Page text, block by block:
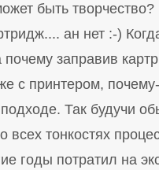
быть
ан нет :-)
заправив
с принтером,
Так будучи
тонкостях
годы потратил на